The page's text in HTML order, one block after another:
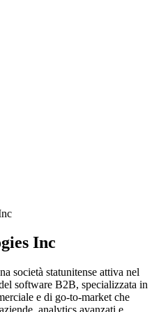
Inc
società statunitense attiva nel
software B2B, specializzata in
e di go-to-market che